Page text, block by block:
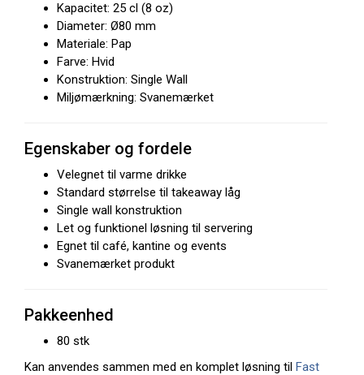
Kapacitet: 25 cl (8 oz)
Diameter: Ø80 mm
Materiale: Pap
Farve: Hvid
Konstruktion: Single Wall
Miljømærkning: Svanemærket
Egenskaber og fordele
Velegnet til varme drikke
Standard størrelse til takeaway låg
Single wall konstruktion
Let og funktionel løsning til servering
Egnet til café, kantine og events
Svanemærket produkt
Pakkeenhed
80 stk
Kan anvendes sammen med en komplet løsning til Fast